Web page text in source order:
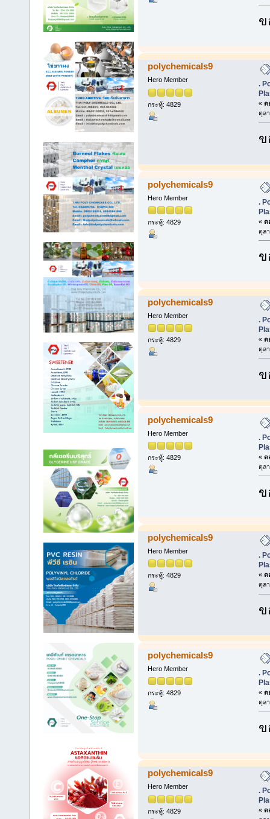
ข
polychemicals9
Hero Member
กระทู้: 4829
.
« ต
ตุล
ข
polychemicals9
Hero Member
กระทู้: 4829
.
« ต
ตุล
ข
polychemicals9
Hero Member
กระทู้: 4829
.
« ต
ตุล
ข
polychemicals9
Hero Member
กระทู้: 4829
.
« ต
ตุล
ข
polychemicals9
Hero Member
กระทู้: 4829
.
« ต
ตุล
ข
polychemicals9
Hero Member
กระทู้: 4829
.
« ต
ตุล
ข
polychemicals9
Hero Member
กระทู้: 4829
.
« ต